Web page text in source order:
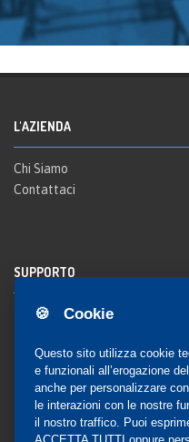
🍪 Cookie
Questo sito utilizza cookie
e funzionali all’erogazione
anche per personalizzare
le interazioni con le nostre
il nostro traffico. Puoi
L'AZIENDA
Chi Siamo
Contattaci
SUPPORTO
Registrazione al sito
Notifica
COMMUNITY